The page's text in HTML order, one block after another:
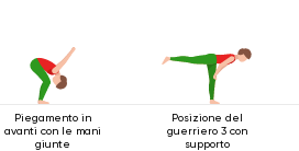
Piegamento in
avanti con le mani
giunte
Posizione del
guerriero 3 con
supporto